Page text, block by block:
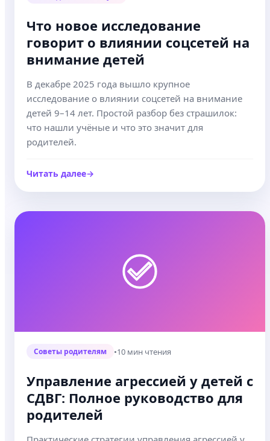
Что новое исследование
говорит о влиянии соцсетей на
внимание детей
В декабре 2025 года вышло крупное
исследование о влиянии соцсетей на внимание
детей 9–14 лет. Простой разбор без страшилок:
что нашли учёные и что это значит для
родителей.
Читать далее
Советы родителям •10 мин чтения
Управление агрессией у детей с
СДВГ: Полное руководство для
родителей